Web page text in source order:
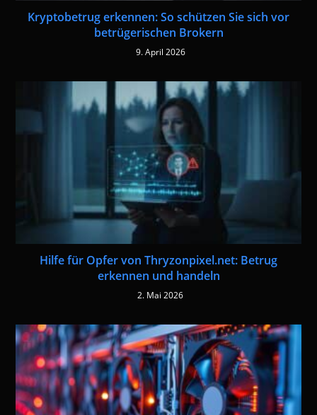
Kryptobetrug erkennen: So schützen Sie sich vor
betrügerischen Brokern
9. April 2026
Hilfe für Opfer von Thryzonpixel.net: Betrug
erkennen und handeln
2. Mai 2026